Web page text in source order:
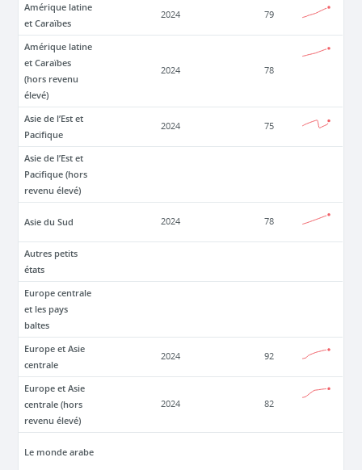
Amérique latine
et Caraïbes
2024 79
Amérique latine
et Caraïbes
(hors revenu
élevé)
2024 78
Asie de l’Est et
Pacifique
2024 75
Asie de l’Est et
Pacifique (hors
revenu élevé)
Asie du Sud 2024 78
Autres petits
états
Europe centrale
et les pays
baltes
Europe et Asie
centrale
2024 92
Europe et Asie
centrale (hors
revenu élevé)
2024 82
Le monde arabe